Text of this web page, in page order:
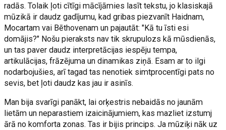
radās. Tolaik ļoti cītīgi mācījāmies lasīt tekstu, jo klasiskajā
mūzikā ir daudz gadījumu, kad gribas piezvanīt Haidnam,
Mocartam vai Bēthovenam un pajautāt: "Kā tu īsti esi
domājis?" Nošu pieraksts nav tik skrupulozs kā mūsdienās,
un tas paver daudz interpretācijas iespēju tempa,
artikulācijas, frāzējuma un dinamikas ziņā. Esam ar to ilgi
nodarbojušies, arī tagad tas nenotiek simtprocentīgi pats no
sevis, bet ļoti daudz kas jau ir asinīs.
Man bija svarīgi panākt, lai orķestris nebaidās no jaunām
lietām un neparastiem izaicinājumiem, kas mazliet izstumj
ārā no komforta zonas. Tas ir bijis princips. Ja mūziķi nāk uz